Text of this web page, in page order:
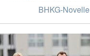
BHKG-Novelle